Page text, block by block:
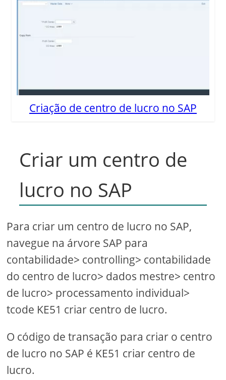
Criação de centro de lucro no SAP
Criar um centro de
lucro no SAP
Para criar um centro de lucro no SAP,
navegue na árvore SAP para
contabilidade> controlling> contabilidade
do centro de lucro> dados mestre> centro
de lucro> processamento individual>
tcode KE51 criar centro de lucro.
O código de transação para criar o centro
de lucro no SAP é KE51 criar centro de
lucro.